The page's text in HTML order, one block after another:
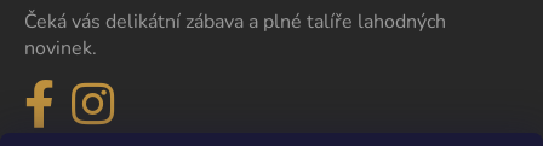
Čeká vás delikátní zábava a plné talíře lahodných
novinek.